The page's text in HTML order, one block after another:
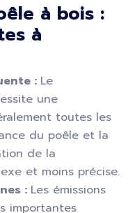
à bois :
à
: Le
une
toutes les
du poêle et la
de la
et moins précise.
: Les émissions
importantes